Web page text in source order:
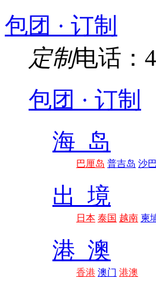
包团 · 订制
定制电话：
包团 · 订制
海 岛
巴厘岛 普吉岛 沙巴
出 境
日本 泰国 越南 柬
港 澳
香港 澳门 港澳